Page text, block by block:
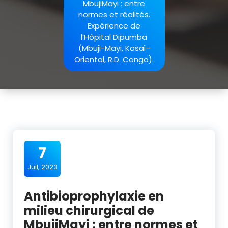
MbujiMayi : entre
normes et réalités.
Expérience de
l’Hôpital Dipumba
(Mbuji-Mayi, Kasaï-
Oriental, R.D. Congo).
7
Juil, 2023
Antibioprophylaxie en
milieu chirurgical de
MbujiMayi : entre normes et